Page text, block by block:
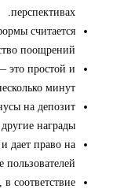
перспективах.
считается
поощрений.
это простой и
минут.
на депозит
награды.
дает право на
соответствие